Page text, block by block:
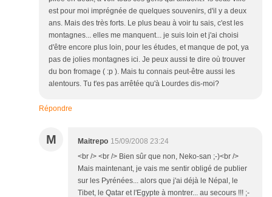
est pour moi imprégnée de quelques souvenirs, d'il y a deux
ans. Mais des très forts. Le plus beau à voir tu sais, c'est les
montagnes... elles me manquent... je suis loin et j'ai choisi
d'être encore plus loin, pour les études, et manque de pot, ya
pas de jolies montagnes ici. Je peux aussi te dire où trouver
du bon fromage ( :p ). Mais tu connais peut-être aussi les
alentours. Tu t'es pas arrêtée qu'à Lourdes dis-moi?
Répondre
M Maitrepo 15/09/2008 23:24
<br /> <br /> Bien sûr que non, Neko-san ;-)<br />
Mais maintenant, je vais me sentir obligé de publier
sur les Pyrénées... alors que j'ai déjà le Népal, le
Tibet, le Qatar et l'Egypte à montrer... au secours !!! ;-